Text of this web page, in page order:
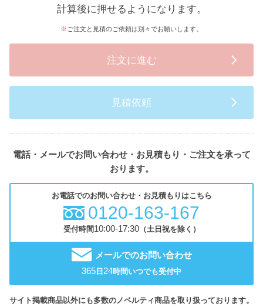
計算後に押せるようになります。
ご注文と見積のご依頼は別々でお願いします。
注文に進む
見積依頼
電話・メールでお問い合わせ・お見積もり・ご注文を承って
おります。
お電話でのお問い合わせ・お見積もりはこちら
0120-163-167
受付時間10:00-17:30（土日祝を除く）
メールでのお問い合わせ
365 日 24時間いつでも受付中
サイト掲載商品以外にも多数のノベルティ商品を取り扱っております。